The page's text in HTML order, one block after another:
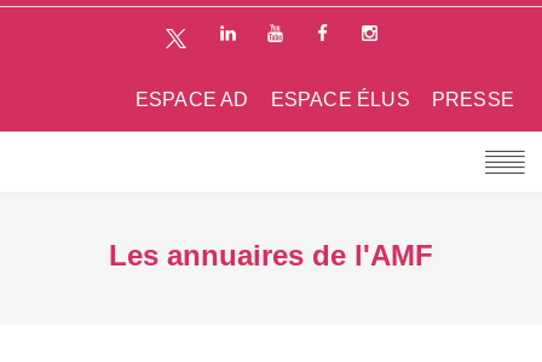
PRESSE
ESPACE ÉLUS
ESPACE AD
Les annuaires de l'AMF